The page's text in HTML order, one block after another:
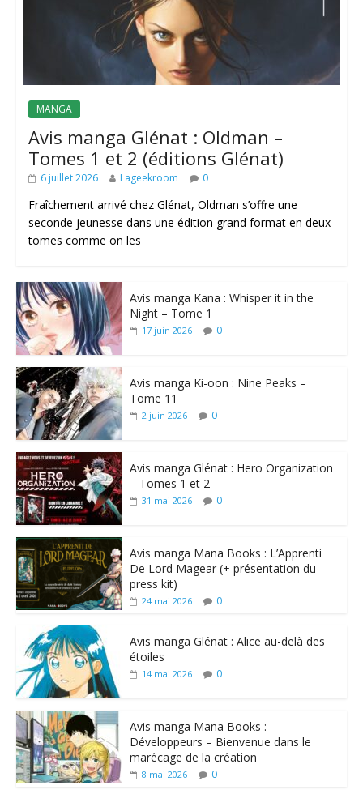
MANGA
Avis manga Glénat : Oldman –
Tomes 1 et 2 (éditions Glénat)
6 juillet 2026 Lageekroom 0
Fraîchement arrivé chez Glénat, Oldman s’offre une
seconde jeunesse dans une édition grand format en deux
tomes comme on les
Avis manga Kana : Whisper it in the
Night – Tome 1
17 juin 2026 0
Avis manga Ki-oon : Nine Peaks –
Tome 11
2 juin 2026 0
Avis manga Glénat : Hero Organization
– Tomes 1 et 2
31 mai 2026 0
Avis manga Mana Books : L’Apprenti
De Lord Magear (+ présentation du
press kit)
24 mai 2026 0
Avis manga Glénat : Alice au-delà des
étoiles
14 mai 2026 0
Avis manga Mana Books :
Développeurs – Bienvenue dans le
marécage de la création
8 mai 2026 0